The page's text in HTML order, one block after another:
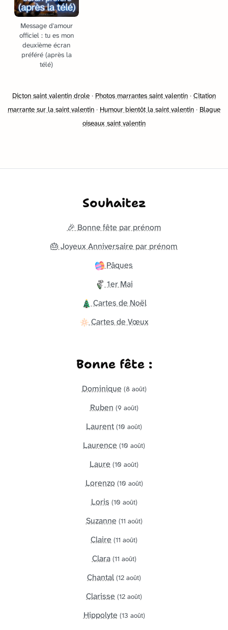
Message d'amour
officiel : tu es mon
deuxième écran
préféré (après la
télé)
Dicton saint valentin drole · Photos marrantes saint valentin · Citation
marrante sur la saint valentin · Humour bientôt la saint valentin · Blague
oiseaux saint valentin
Souhaitez
🎉 Bonne fête par prénom
🎂 Joyeux Anniversaire par prénom
Pâques
1er Mai
Cartes de Noël
Cartes de Vœux
Bonne fête :
Dominique (8 août)
Ruben (9 août)
Laurent (10 août)
Laurence (10 août)
Laure (10 août)
Lorenzo (10 août)
Loris (10 août)
Suzanne (11 août)
Claire (11 août)
Clara (11 août)
Chantal (12 août)
Clarisse (12 août)
Hippolyte (13 août)